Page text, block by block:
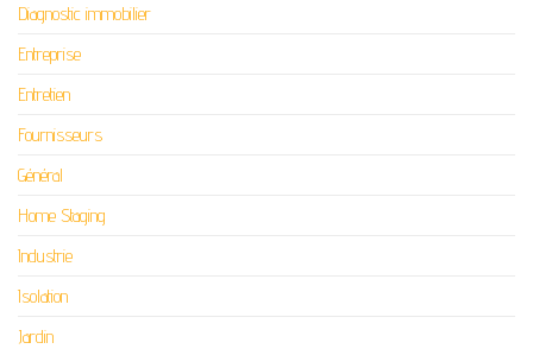
Diagnostic immobilier
Entreprise
Entretien
Fournisseurs
Général
Home Staging
Industrie
Isolation
Jardin